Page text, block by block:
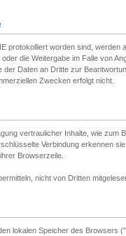
protokolliert worden sind, werden
die Weitergabe im Falle von
Daten an Dritte zur
Zwecken erfolgt nicht.
vertraulicher Inhalte, wie zum
Verbindung erkennen
Browserzeile.
nicht von Dritten
lokalen Speicher des Browsers